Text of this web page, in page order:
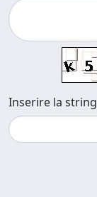
Inserire la